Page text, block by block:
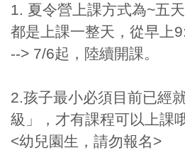
1. 夏令營上課方式為~五
都是上課一整天，從早上
--> 7/6起，陸續開課。
2.孩子最小必須目前已經
級」，才有課程可以上課哦
<幼兒園生，請勿報名>